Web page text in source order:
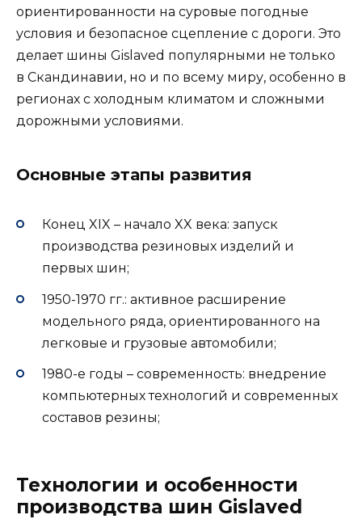
ориентированности на суровые погодные
условия и безопасное сцепление с дороги. Это
делает шины Gislaved популярными не только
в Скандинавии, но и по всему миру, особенно в
регионах с холодным климатом и сложными
дорожными условиями.
Основные этапы развития
Конец XIX – начало XX века: запуск
производства резиновых изделий и
первых шин;
1950-1970 гг.: активное расширение
модельного ряда, ориентированного на
легковые и грузовые автомобили;
1980-е годы – современность: внедрение
компьютерных технологий и современных
составов резины;
Технологии и особенности
производства шин Gislaved